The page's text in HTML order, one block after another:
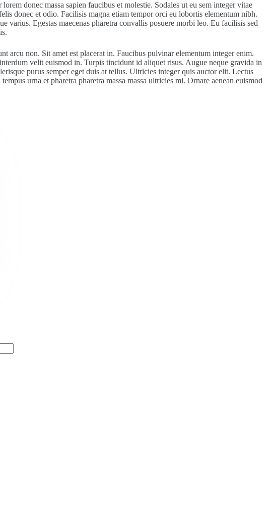
donec massa sapien faucibus et molestie. Sodales ut eu sem integer vitae
donec et odio. Facilisis magna etiam tempor orci eu lobortis elementum nibh.
Egestas maecenas pharetra convallis posuere morbi leo. Eu facilisis sed
arcu non. Sit amet est placerat in. Faucibus pulvinar elementum integer enim.
velit euismod in. Turpis tincidunt id aliquet risus. Augue neque gravida in
purus semper eget duis at tellus. Ultricies integer quis auctor elit. Lectus
urna et pharetra pharetra massa massa ultricies mi. Ornare aenean euismod